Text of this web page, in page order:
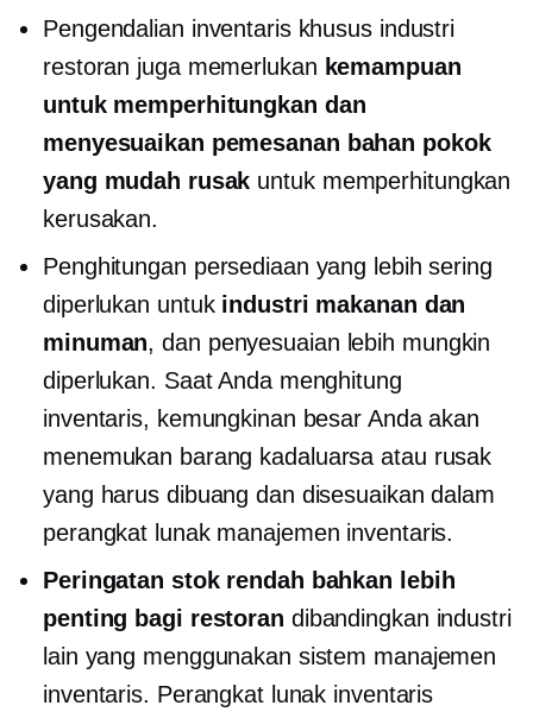
Pengendalian inventaris khusus industri
restoran juga memerlukan kemampuan
untuk memperhitungkan dan
menyesuaikan pemesanan bahan pokok
yang mudah rusak untuk memperhitungkan
kerusakan.
Penghitungan persediaan yang lebih sering
diperlukan untuk industri makanan dan
minuman, dan penyesuaian lebih mungkin
diperlukan. Saat Anda menghitung
inventaris, kemungkinan besar Anda akan
menemukan barang kadaluarsa atau rusak
yang harus dibuang dan disesuaikan dalam
perangkat lunak manajemen inventaris.
Peringatan stok rendah bahkan lebih
penting bagi restoran dibandingkan industri
lain yang menggunakan sistem manajemen
inventaris. Perangkat lunak inventaris